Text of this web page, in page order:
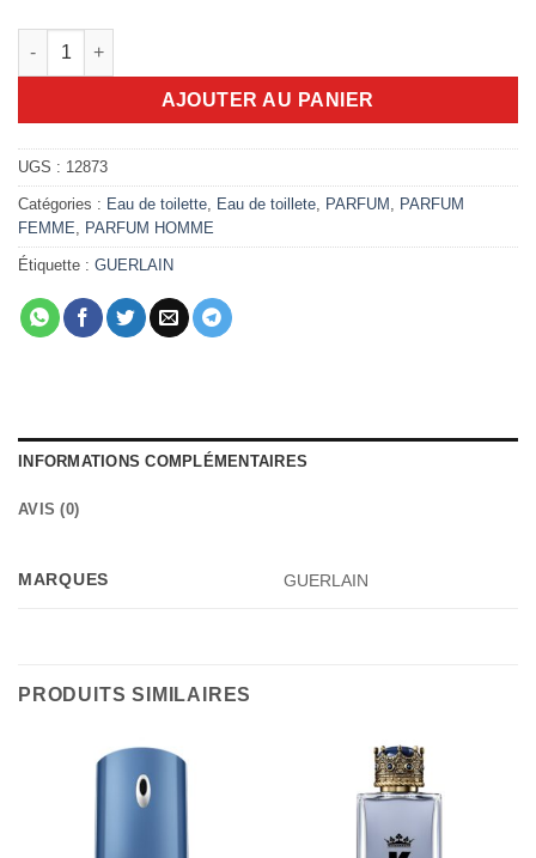
quantité de Aqua Allegoria Flora Cherrysia 125ml edt
AJOUTER AU PANIER
UGS : 12873
Catégories : Eau de toilette Eau de toillete PARFUM
PARFUM
FEMME
PARFUM HOMME
Étiquette : GUERLAIN
INFORMATIONS COMPLÉMENTAIRES
AVIS (0)
MARQUES GUERLAIN
PRODUITS SIMILAIRES